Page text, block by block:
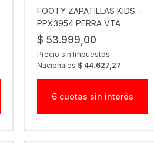
FOOTY ZAPATILLAS KIDS -
PPX3954 PERRA VTA
$ 53.999,00
Precio sin Impuestos
Nacionales $ 44.627,27
6 cuotas sin interés